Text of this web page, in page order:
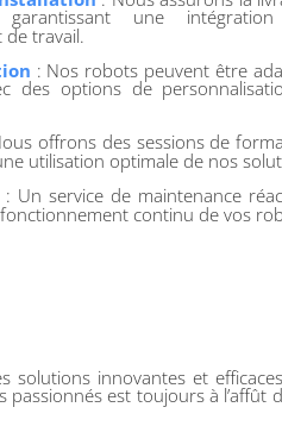
une
travail.
: Nos robots peuvent être
des options de
offrons des sessions de
utilisation optimale de nos
Un service de maintenance
continu de vos
innovantes et
est toujours à l’affût